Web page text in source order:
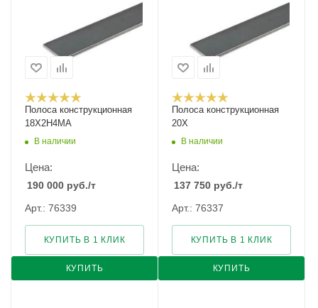
Полоса конструкционная
18Х2Н4МА
В наличии
Цена:
190 000 руб./т
Арт.: 76339
КУПИТЬ
КУПИТЬ В 1 КЛИК
Полоса конструкционная
20Х
В наличии
Цена:
137 750 руб./т
Арт.: 76337
КУПИТЬ
КУПИТЬ В 1 КЛИК